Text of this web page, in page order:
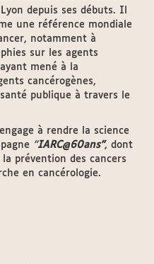
depuis ses débuts. Il
une référence mondiale
notamment à
sur les agents
mené à la
cancérogènes,
publique à travers le
à rendre la science
"IARC@60ans", dont
prévention des cancers
en cancérologie.